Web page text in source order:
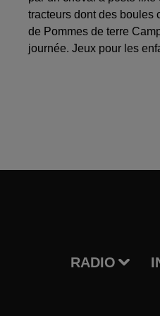
tracteurs dont des boules
de Pommes de terre
journée. Jeux pour les
RADIO